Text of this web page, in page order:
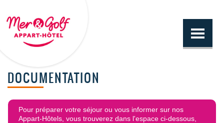
DOCUMENTATION
Pour préparer votre séjour ou vous informer sur nos
Appart-Hôtels, vous trouverez dans l'espace ci-dessous,